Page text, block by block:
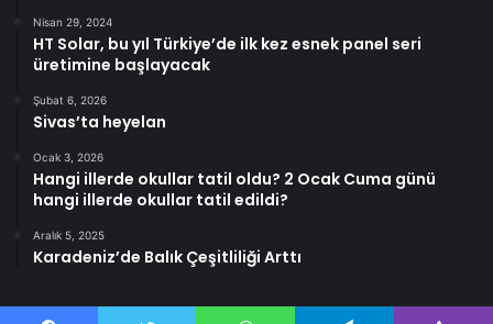
Nisan 29, 2024
HT Solar, bu yıl Türkiye’de ilk kez esnek panel seri
üretimine başlayacak
Şubat 6, 2026
Sivas’ta heyelan
Ocak 3, 2026
Hangi illerde okullar tatil oldu? 2 Ocak Cuma günü
hangi illerde okullar tatil edildi?
Aralık 5, 2025
Karadeniz’de Balık Çeşitliliği Arttı